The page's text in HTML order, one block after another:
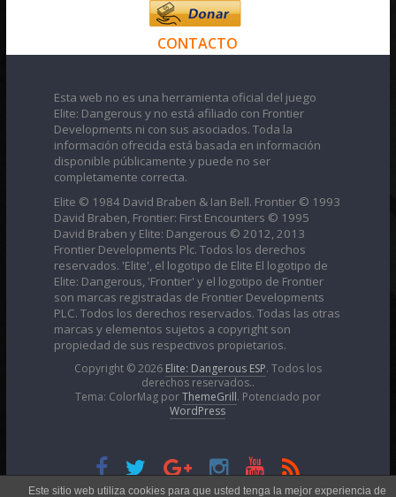
CONTACTO
Esta web no es una herramienta oficial del juego
Elite: Dangerous y no está afiliado con Frontier
Developments ni con sus asociados. Toda la
información ofrecida está basada en información
disponible públicamente y puede no ser
completamente correcta.
Elite © 1984 David Braben & Ian Bell. Frontier © 1993
David Braben, Frontier: First Encounters © 1995
David Braben y Elite: Dangerous © 2012, 2013
Frontier Developments Plc. Todos los derechos
reservados. 'Elite', el logotipo de Elite El logotipo de
Elite: Dangerous, 'Frontier' y el logotipo de Frontier
son marcas registradas de Frontier Developments
PLC. Todos los derechos reservados. Todas las otras
marcas y elementos sujetos a copyright son
propiedad de sus respectivos propietarios.
Copyright © 2026 Elite: Dangerous ESP. Todos los
derechos reservados..
Tema: ColorMag porThemeGrill. Potenciado por
WordPress
Esta obra está bajo unaLicencia Creative Commons
Este sitio web utiliza cookies para que usted tenga la mejor experiencia de